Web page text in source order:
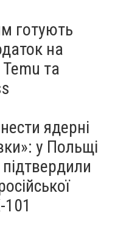
готують
на
та
ядерні
у Польщі
підтвердили
101